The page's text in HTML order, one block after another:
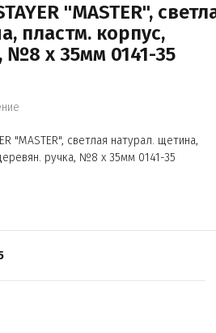
"MASTER",
пластм. корпус,
№8 x 35мм 0141-35